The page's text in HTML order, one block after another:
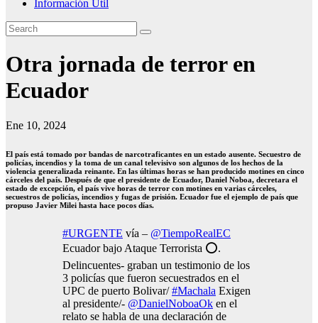
Información Útil
Otra jornada de terror en
Ecuador
Ene 10, 2024
El país está tomado por bandas de narcotraficantes en un estado ausente. Secuestro de
policías, incendios y la toma de un canal televisivo son algunos de los hechos de la
violencia generalizada reinante. En las últimas horas se han producido motines en cinco
cárceles del país. Después de que el presidente de Ecuador, Daniel Noboa, decretara el
estado de excepción, el país vive horas de terror con motines en varias cárceles,
secuestros de policías, incendios y fugas de prisión. Ecuador fue el ejemplo de país que
propuso Javier Milei hasta hace pocos días.
#URGENTE vía – @TiempoRealEC
Ecuador bajo Ataque Terrorista ⭕.
Delincuentes- graban un testimonio de los
3 policías que fueron secuestrados en el
UPC de puerto Bolivar/#Machala Exigen
al presidente/- @DanielNoboaOk en el
relato se habla de una declaración de